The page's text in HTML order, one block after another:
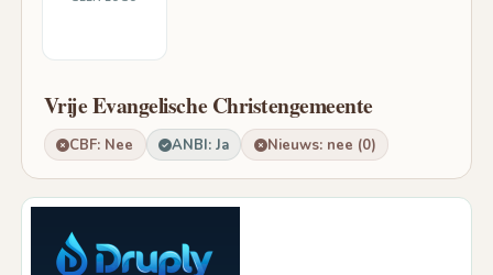
Vrije Evangelische Christengemeente
CBF: Nee ANBI: Ja Nieuws: nee (0)